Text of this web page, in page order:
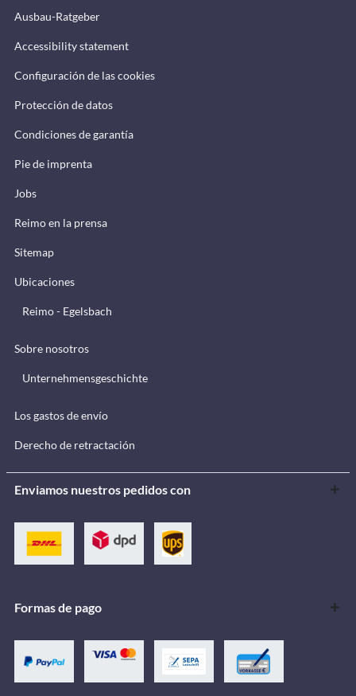
Ausbau-Ratgeber
Accessibility statement
Configuración de las cookies
Protección de datos
Condiciones de garantía
Pie de imprenta
Jobs
Reimo en la prensa
Sitemap
Ubicaciones
Reimo - Egelsbach
Sobre nosotros
Unternehmensgeschichte
Los gastos de envío
Derecho de retractación
Enviamos nuestros pedidos con
Formas de pago